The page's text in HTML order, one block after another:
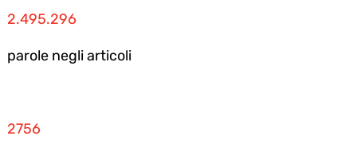
2.495.296
parole negli articoli
2756